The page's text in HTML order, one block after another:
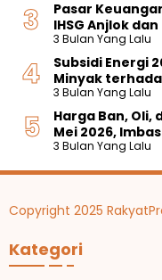
Pasar
IHSG Anjlok
3 Bulan Yang Lalu
Subsidi Energi
Minyak
3 Bulan Yang Lalu
Harga Ban, Oli,
Mei 2026,
3 Bulan Yang Lalu
Copyright 2025
Kategori